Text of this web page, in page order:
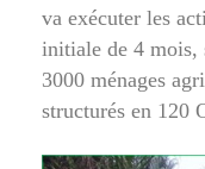
va exécuter les
initiale de 4 mois,
3000 ménages
structurés en 120